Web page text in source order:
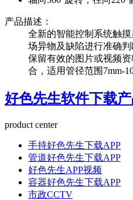
产品描述：
全新的智能控制系统触摸显
场异物及缺陷进行准确判断
保留有效的图片或视频资
合，适用管径范围
好色先生软件下载
product center
手持好色先生下载APP
管道好色先生下载APP
好色先生APP视频
容器好色先生下载APP
市政CCTV